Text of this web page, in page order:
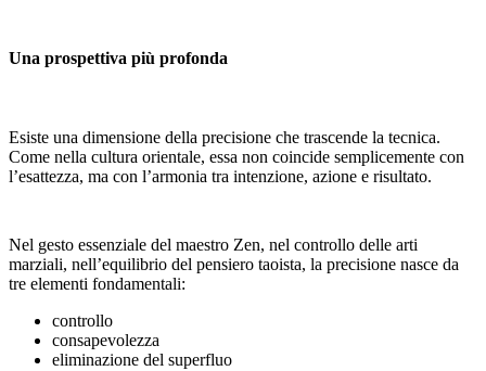
Una prospettiva più profonda
Esiste una dimensione della precisione che trascende la tecnica.
Come nella cultura orientale, essa non coincide semplicemente con
l’esattezza, ma con l’armonia tra intenzione, azione e risultato.
Nel gesto essenziale del maestro Zen, nel controllo delle arti
marziali, nell’equilibrio del pensiero taoista, la precisione nasce da
tre elementi fondamentali:
controllo
consapevolezza
eliminazione del superfluo